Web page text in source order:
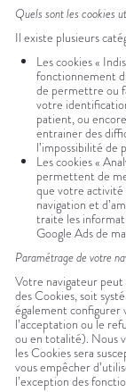
Quels sont les cookies
Il existe plusieurs
Les cookies «
fonctionnement
de permettre ou
votre
patient, ou
entrainer des
l’impossibilité de
Les cookies «
permettent de
que votre activité
navigation et
traite les
Google Ads de
Paramétrage de votre
Votre navigateur
des Cookies, soit
également configurer
l’acceptation ou le
ou en totalité). Nous
les Cookies sera
vous empêcher
l’exception des